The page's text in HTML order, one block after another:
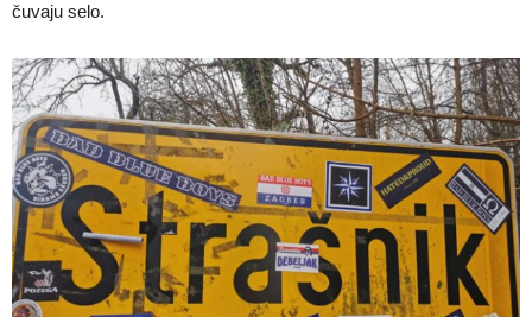
čuvaju selo.